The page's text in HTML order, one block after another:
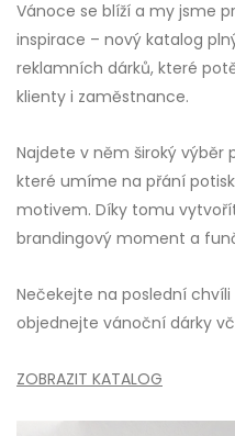
Vánoce se blíží a my jsme
inspirace – nový katalog
reklamních dárků, které
klienty i zaměstnance.
Najdete v něm široký výběr
které umíme na přání
motivem. Díky tomu
brandingový moment a
Nečekejte na poslední
objednejte vánoční dárky
ZOBRAZIT KATALOG